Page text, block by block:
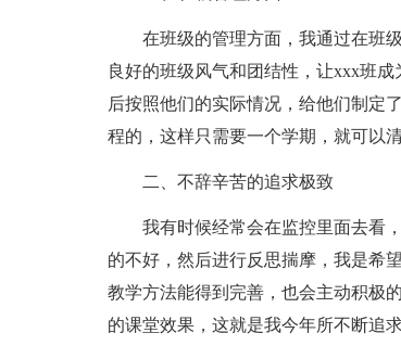
在班级的管理方面，我通过在班
良好的班级风气和团结性，让xxx班
后按照他们的实际情况，给他们制定
程的，这样只需要一个学期，就可以
二、不辞辛苦的追求极致
我有时候经常会在监控里面去看
的不好，然后进行反思揣摩，我是希
教学方法能得到完善，也会主动积极
的课堂效果，这就是我今年所不断追求